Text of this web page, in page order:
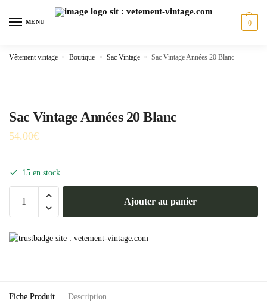
MENU 0
Vêtement vintage » Boutique » Sac Vintage » Sac Vintage Années 20 Blanc
Sac Vintage Années 20 Blanc
54.00€
15 en stock
Vintage
Ajouter au panier
Fiche Produit Description